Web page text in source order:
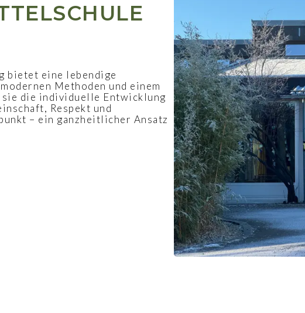
bietet eine lebendige
Methoden und einem
die individuelle Entwicklung
Respekt und
– ein ganzheitlicher Ansatz